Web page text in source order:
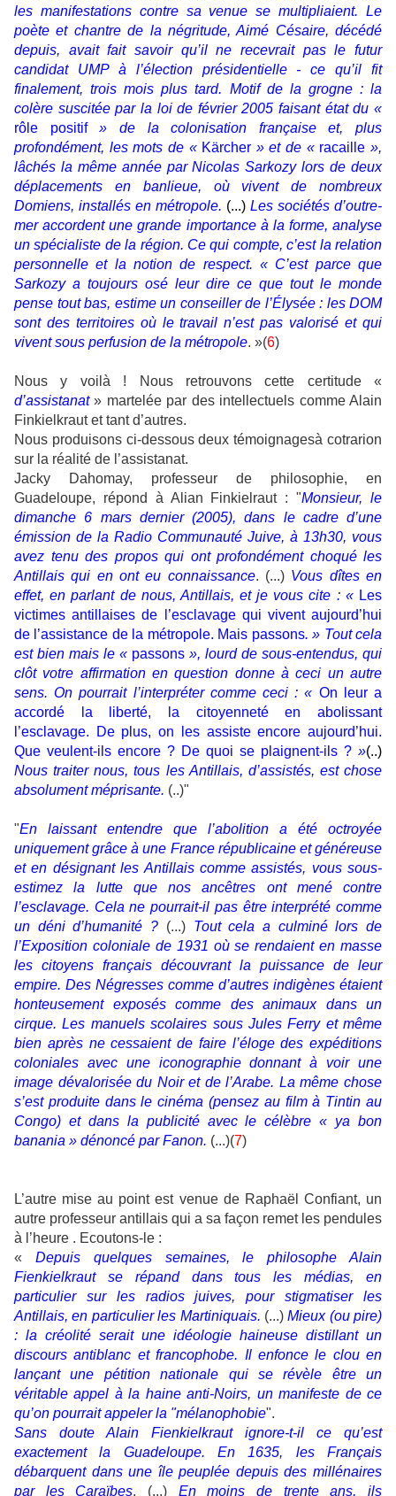
les manifestations contre sa venue se multipliaient. Le
poète et chantre de la négritude, Aimé Césaire, décédé
depuis, avait fait savoir qu’il ne recevrait pas le futur
candidat UMP à l’élection présidentielle - ce qu’il fit
finalement, trois mois plus tard. Motif de la grogne : la
colère suscitée par la loi de février 2005 faisant état du «
rôle positif» de la colonisation française et, plus
profondément, les mots de «Kärcher » et de «racaille»,
lâchés la même année par Nicolas Sarkozy lors de deux
déplacements en banlieue, où vivent de nombreux
Domiens, installés en métropole. (...) Les sociétés d’outre-
mer accordent une grande importance à la forme, analyse
un spécialiste de la région. Ce qui compte, c’est la relation
personnelle et la notion de respect. « C’est parce que
Sarkozy a toujours osé leur dire ce que tout le monde
pense tout bas, estime un conseiller de l’Élysée : les DOM
sont des territoires où le travail n’est pas valorisé et qui
vivent sous perfusion de la métropole. »(6)
Nous y voilà ! Nous retrouvons cette certitude «
d’assistanat» martelée par des intellectuels comme Alain
Finkielkraut et tant d’autres.
Nous produisons ci-dessous deux témoignagesà cotrarion
sur la réalité de l’assistanat.
Jacky Dahomay, professeur de philosophie, en
Guadeloupe, répond à Alian Finkielraut : "Monsieur, le
dimanche 6 mars dernier (2005), dans le cadre d’une
émission de la Radio Communauté Juive, à 13h30, vous
avez tenu des propos qui ont profondément choqué les
Antillais qui en ont eu connaissance. (...) Vous dîtes en
effet, en parlant de nous, Antillais, et je vous cite : «Les
victimes antillaises de l’esclavage qui vivent aujourd’hui
de l’assistance de la métropole. Mais passons. » Tout cela
est bien mais le « passons », lourd de sous-entendus, qui
clôt votre affirmation en question donne à ceci un autre
sens. On pourrait l’interpréter comme ceci : « On leur a
accordé la liberté, la citoyenneté en abolissant
l’esclavage. De plus, on les assiste encore aujourd’hui.
Que veulent-ils encore ? De quoi se plaignent-ils ? »(..)
Nous traiter nous, tous les Antillais, d’assistés, est chose
absolument méprisante. (..)"
"En laissant entendre que l’abolition a été octroyée
uniquement grâce à une France républicaine et généreuse
et en désignant les Antillais comme assistés, vous sous-
estimez la lutte que nos ancêtres ont mené contre
l’esclavage. Cela ne pourrait-il pas être interprété comme
un déni d’humanité ? (...) Tout cela a culminé lors de
l’Exposition coloniale de 1931 où se rendaient en masse
les citoyens français découvrant la puissance de leur
empire. Des Négresses comme d’autres indigènes étaient
honteusement exposés comme des animaux dans un
cirque. Les manuels scolaires sous Jules Ferry et même
bien après ne cessaient de faire l’éloge des expéditions
coloniales avec une iconographie donnant à voir une
image dévalorisée du Noir et de l’Arabe. La même chose
s’est produite dans le cinéma (pensez au film à Tintin au
Congo) et dans la publicité avec le célèbre « ya bon
banania » dénoncé par Fanon. (...)(7)
L’autre mise au point est venue de Raphaël Confiant, un
autre professeur antillais qui a sa façon remet les pendules
à l’heure . Ecoutons-le :
« Depuis quelques semaines, le philosophe Alain
Fienkielkraut se répand dans tous les médias, en
particulier sur les radios juives, pour stigmatiser les
Antillais, en particulier les Martiniquais. (...)Mieux (ou pire)
: la créolité serait une idéologie haineuse distillant un
discours antiblanc et francophobe. Il enfonce le clou en
lançant une pétition nationale qui se révèle être un
véritable appel à la haine anti-Noirs, un manifeste de ce
qu’on pourrait appeler la "mélanophobie".
Sans doute Alain Fienkielkraut ignore-t-il ce qu’est
exactement la Guadeloupe. En 1635, les Français
débarquent dans une île peuplée depuis des millénaires
par les Caraïbes. (...) En moins de trente ans, ils